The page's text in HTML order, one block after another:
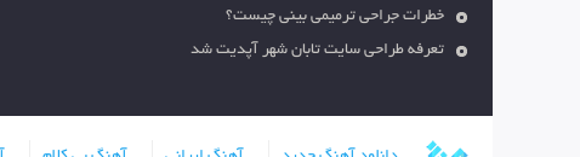
خطرات جراحی ترمیمی بینی چیست؟
تعرفه طراحی سایت تابان شهر آپدیت شد